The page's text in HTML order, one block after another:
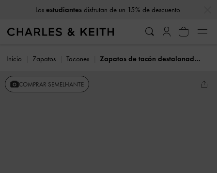
Los estudiantesdisfrutan de un 15% de descuento
Inicio Zapatos Tacones Zapatos de tacón destalonados con acento metálico
COMPRAR SEMELHANTE